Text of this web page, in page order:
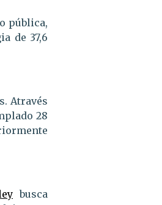
pública,
de 37,6
Através
28
busca